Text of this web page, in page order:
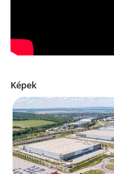
Képek